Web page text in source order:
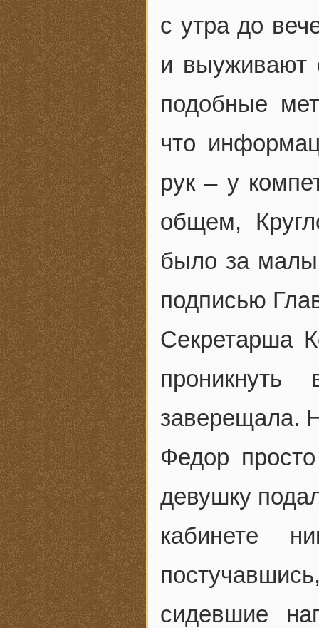
с утра до
и выуживают
подобные
что
рук – у
общем,
было за
подписью
Секретарша
заверещала.
Федор
девушку
кабинете
сидевшие